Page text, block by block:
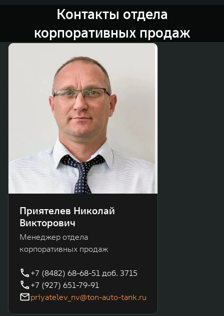
Контакты отдела
корпоративных продаж
Приятелев Николай
Викторович
Менеджер отдела
корпоративных продаж
+7 (8482) 68-68-51 доб. 3715
+7 (927) 651-79-91
priyatelev_nv@ton-auto-tank.ru